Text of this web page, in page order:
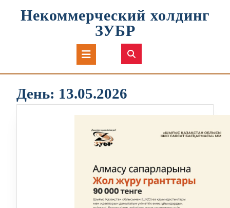
Некоммерческий холдинг
ЗУБР
Кнопка
Открыть
День: 13.05.2026